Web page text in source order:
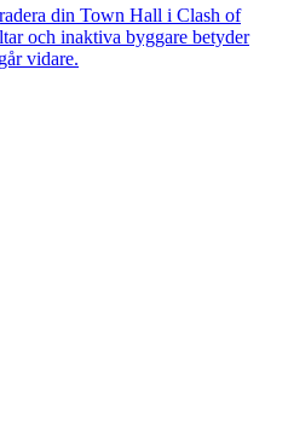
din Town Hall i Clash of
och inaktiva byggare betyder
vidare.